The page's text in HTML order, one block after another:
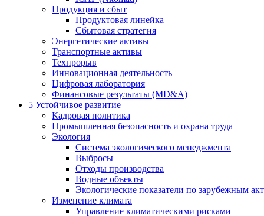
Продукция и сбыт
Продуктовая линейка
Сбытовая стратегия
Энергетические активы
Транспортные активы
Техпрорыв
Инновационная деятельность
Цифровая лаборатория
Финансовые результаты (MD&A)
5 Устойчивое развитие
Кадровая политика
Промышленная безопасность и охрана труда
Экология
Система экологического менеджмента
Выбросы
Отходы производства
Водные объекты
Экологические показатели по зарубежным
Изменение климата
Управление климатическими рисками